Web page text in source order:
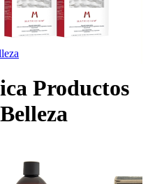
Productos